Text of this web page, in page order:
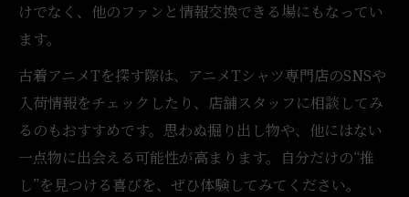
けでなく、他のファンと情報交換できる場にもなってい
ます。
古着アニメTを探す際は、アニメTシャツ専門店のSNSや
入荷情報をチェックしたり、店舗スタッフに相談してみ
るのもおすすめです。思わぬ掘り出し物や、他にはない
一点物に出会える可能性が高まります。自分だけの“推
し”を見つける喜びを、ぜひ体験してみてください。